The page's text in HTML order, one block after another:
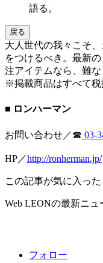
語る。
戻る
大人世代の我々こそ
をつけるべき。最新
注アイテムなら、難な
※掲載商品はすべて税
■ ロンハーマン
お問い合わせ／☎︎ 03-
HP／http://ronherman.jp/
この記事が気に入っ
Web LEONの最新ニュ
フォロー